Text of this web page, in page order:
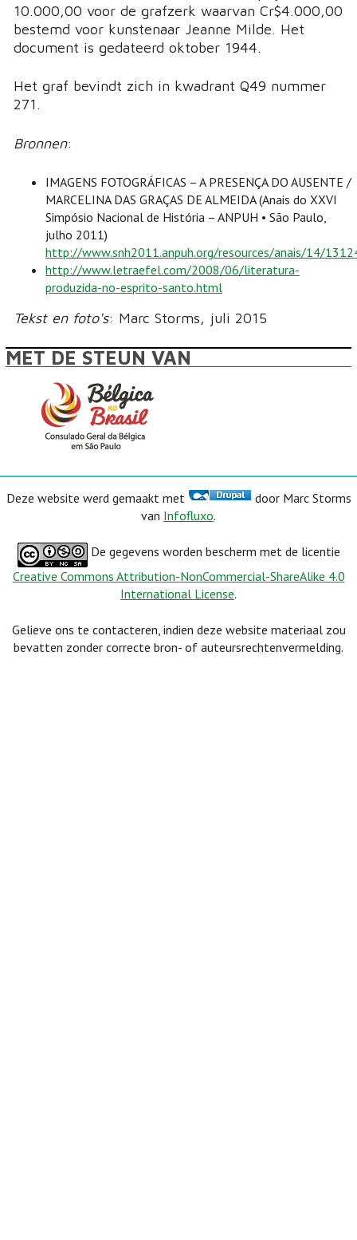
10.000,00 voor de grafzerk waarvan Cr$4.000,00
bestemd voor kunstenaar Jeanne Milde. Het
document is gedateerd oktober 1944.
Het graf bevindt zich in kwadrant Q49 nummer
271.
Bronnen:
IMAGENS FOTOGRÁFICAS – A PRESENÇA DO AUSENTE /
MARCELINA DAS GRAÇAS DE ALMEIDA (Anais do XXVI
Simpósio Nacional de História – ANPUH • São Paulo,
julho 2011)
http://www.snh2011.anpuh.org/resources/anais/14/
http://www.letraefel.com/2008/06/literatura-
produzida-no-esprito-santo.html
Tekst en foto's: Marc Storms, juli 2015
MET DE STEUN VAN
Deze website werd gemaakt met
door Marc Storms
van Infofluxo.
De gegevens worden bescherm met de licentie
Creative Commons Attribution-NonCommercial-ShareAlike 4.0
International License.
Gelieve ons te contacteren, indien deze website materiaal zou
bevatten zonder correcte bron- of auteursrechtenvermelding.